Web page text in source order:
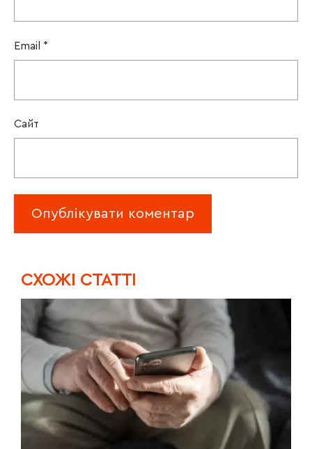
Email *
Сайт
CХОЖІ СТАТТІ